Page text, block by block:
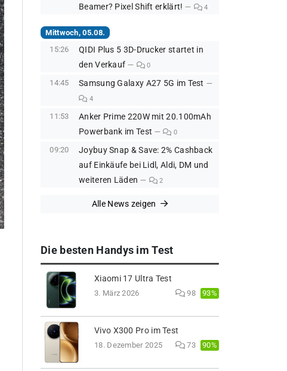
Beamer? Pixel Shift erklärt!
4
Mittwoch, 05.08.
15:26
QIDI Plus 5 3D-Drucker startet in
den Verkauf
0
14:45 Samsung Galaxy A27 5G im Test
4
11:53
Anker Prime 220W mit 20.100mAh
Powerbank im Test
0
09:20
Joybuy Snap & Save: 2% Cashback
auf Einkäufe bei Lidl, Aldi, DM und
weiteren Läden
2
Alle News zeigen
Die besten Handys im Test
Xiaomi 17 Ultra Test
3. März 2026 98 93%
Vivo X300 Pro im Test
18. Dezember 2025 73 90%